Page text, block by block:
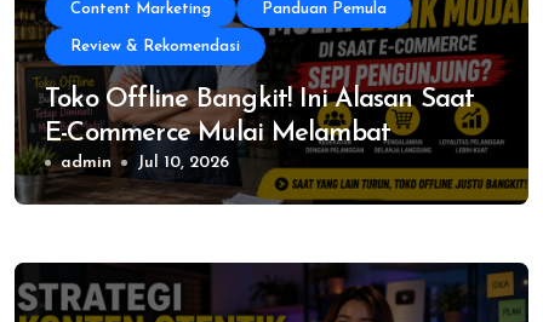
Content Marketing Panduan Pemula
Review & Rekomendasi
Toko Offline Bangkit! Ini Alasan Saat
E-Commerce Mulai Melambat
admin Jul 10, 2026